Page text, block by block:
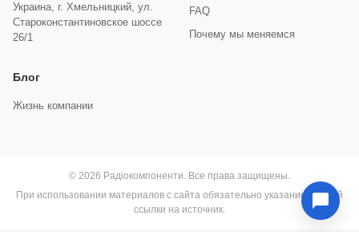
Украина, г. Хмельницкий, ул.
Староконстантиновское шоссе
26/1
FAQ
Почему мы меняемся
Блог
Жизнь компании
© 2026 Радіокомпоненти. Все права защищены.
При использовании материалов с сайта обязательно указание прямой
ссылки на источник.